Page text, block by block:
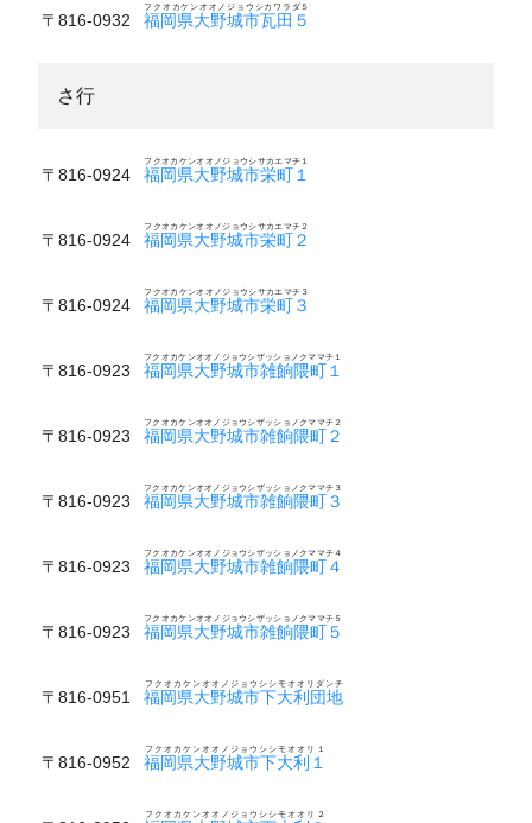
〒816-0932 福岡県大野城市瓦田５
フクオカケンオオノジョウシカワラダ５
さ行
〒816-0924 福岡県大野城市栄町１
フクオカケンオオノジョウシサカエマチ１
〒816-0924 福岡県大野城市栄町２
フクオカケンオオノジョウシサカエマチ２
〒816-0924 福岡県大野城市栄町３
フクオカケンオオノジョウシサカエマチ３
〒816-0923 福岡県大野城市雑餉隈町１
フクオカケンオオノジョウシザッショノクママチ１
〒816-0923 福岡県大野城市雑餉隈町２
フクオカケンオオノジョウシザッショノクママチ２
〒816-0923 福岡県大野城市雑餉隈町３
フクオカケンオオノジョウシザッショノクママチ３
〒816-0923 福岡県大野城市雑餉隈町４
フクオカケンオオノジョウシザッショノクママチ４
〒816-0923 福岡県大野城市雑餉隈町５
フクオカケンオオノジョウシザッショノクママチ５
〒816-0951 福岡県大野城市下大利団地
フクオカケンオオノジョウシシモオオリダンチ
〒816-0952 福岡県大野城市下大利１
フクオカケンオオノジョウシシモオオリ１
フクオカケンオオノジョウシシモオオリ２